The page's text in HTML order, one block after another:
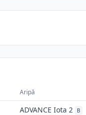
Aripă
ADVANCE Iota 2 B